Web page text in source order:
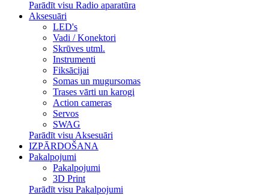
Parādīt visu Radio aparatūra
Aksesuāri
LED's
Vadi / Konektori
Skrūves utml.
Instrumenti
Fiksācijai
Somas un mugursomas
Trases vārti un karogi
Action cameras
Servos
SWAG
Parādīt visu Aksesuāri
IZPĀRDOŠANA
Pakalpojumi
Pakalpojumi
3D Print
Parādīt visu Pakalpojumi